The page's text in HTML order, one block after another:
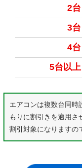
2台
3台
4台
5台以上
エアコンは複数台同時
もりに割引きを適用さ
割引対象になりますの